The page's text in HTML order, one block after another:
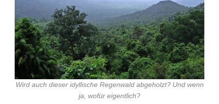
Wird auch dieser idyllische Regenwald abgeholzt? Und wenn
ja, wofür eigentlich?